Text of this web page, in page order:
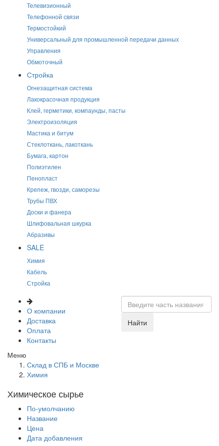
Телевизионный
Телефонной связи
Термостойкий
Универсальный для промышленной передачи данных
Управления
Обмоточный
Стройка
Огнезащитная система
Лакокрасочная продукция
Клей, герметики, компаунды, пасты
Электроизоляция
Мастика и битум
Стеклоткань, лакоткань
Бумага, картон
Полиэтилен
Пенопласт
Крепеж, гвозди, саморезы
Трубы ПВХ
Доски и фанера
Шлифовальная шкурка
Абразивы
SALE
Химия
Кабель
Стройка
О компании
Доставка
Оплата
Контакты
Найти
Меню
Склад в СПБ и Москве
Химия
Химическое сырье
По-умолчанию
Название
Цена
Дата добавления